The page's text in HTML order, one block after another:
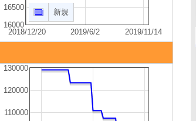
2018/12/20 2019/6/2 2019/11/14
16000
16500
新規
110000
120000
130000